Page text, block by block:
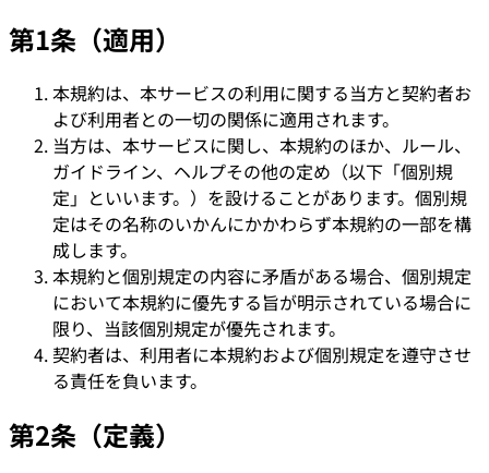
第1条（適用）
本規約は、本サービスの利用に関する当方と契約者お
よび利用者との一切の関係に適用されます。
当方は、本サービスに関し、本規約のほか、ルール、
ガイドライン、ヘルプその他の定め（以下「個別規
定」といいます。）を設けることがあります。個別規
定はその名称のいかんにかかわらず本規約の一部を構
成します。
本規約と個別規定の内容に矛盾がある場合、個別規定
において本規約に優先する旨が明示されている場合に
限り、当該個別規定が優先されます。
契約者は、利用者に本規約および個別規定を遵守させ
る責任を負います。
第2条（定義）